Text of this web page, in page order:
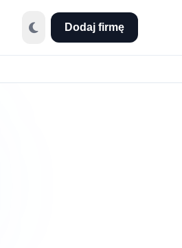
Dodaj firmę